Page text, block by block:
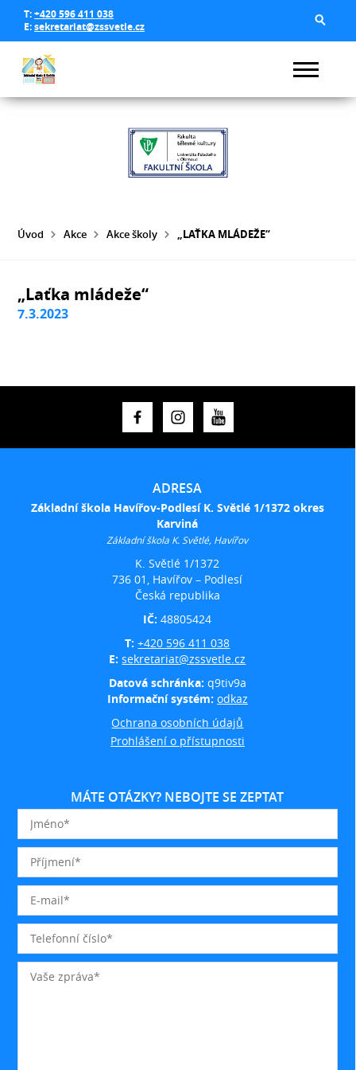
T:+420 596 411 038
E:sekretariat@zssvetle.cz
Úvod Akce Akce školy „LAŤKA MLÁDEŽE“
„Laťka mládeže“
7.3.2023
ADRESA
Základní škola Havířov-Podlesí K. Světlé 1/1372 okres
Karviná
Základní škola K. Světlé, Havířov
K. Světlé 1/1372
736 01, Havířov – Podlesí
Česká republika
IČ:48805424
T:+420 596 411 038
E:sekretariat@zssvetle.cz
Datová schránka: q9tiv9a
Informační systém: odkaz
Ochrana osobních údajů
Prohlášení o přístupnosti
MÁTE OTÁZKY? NEBOJTE SE ZEPTAT